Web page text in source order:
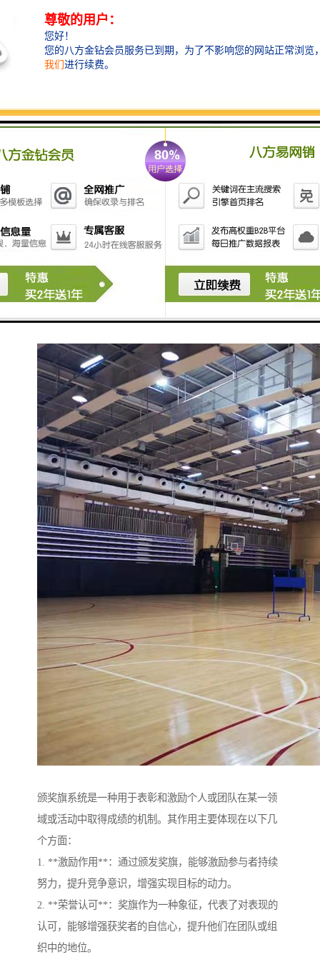
4. **定时功能**：系统可设定升降旗的定时任务，按预
定时间自动执行，无需人工操作。
5. **安全性**：集成了安全保护机制，如遇到电力故障
外。
期检查和故障排除。
7. **人性化设计**：操作界面友好，便于用户使用，同
时也可根据需要进行个性化设置。
广场和企业等，满足不同的需求。
9. **能耗低**：大多数现代自动升旗系统采用节能设
计，降低运行成本。
这些特点使得自动升旗控制系统在现代化管理中越来越
受到重视，能够提高工作的性和便利性。
颁奖旗系统是一种用于表彰和激励个人或团队在某一领
域或活动中取得成绩的机制。其作用主要体现在以下几
个方面：
1. **激励作用**：通过颁发奖旗，能够激励参与者持续
努力，提升竞争意识，增强实现目标的动力。
2. **荣誉认可**：奖旗作为一种象征，代表了对表现的
认可，能够增强获奖者的自信心，提升他们在团队或组
织中的地位。